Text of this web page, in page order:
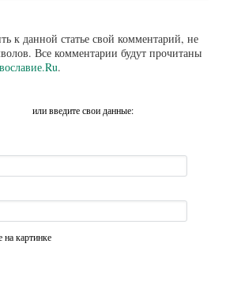
к данной статье свой комментарий, не
Все комментарии будут прочитаны
.
или введите свои данные:
на картинке